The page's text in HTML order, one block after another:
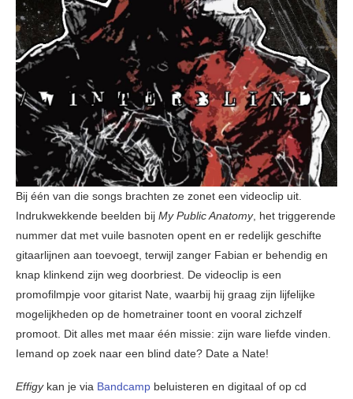
Bij één van die songs brachten ze zonet een videoclip uit.
Indrukwekkende beelden bij My Public Anatomy, het triggerende
nummer dat met vuile basnoten opent en er redelijk geschifte
gitaarlijnen aan toevoegt, terwijl zanger Fabian er behendig en
knap klinkend zijn weg doorbriest. De videoclip is een
promofilmpje voor gitarist Nate, waarbij hij graag zijn lijfelijke
mogelijkheden op de hometrainer toont en vooral zichzelf
promoot. Dit alles met maar één missie: zijn ware liefde vinden.
Iemand op zoek naar een blind date? Date a Nate!
Effigy kan je via Bandcamp beluisteren en digitaal of op cd